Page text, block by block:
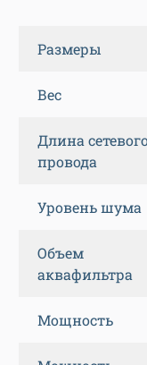
Размеры
Вес
Длина
провода
Уровень шума
Объем
аквафильтра
Мощность